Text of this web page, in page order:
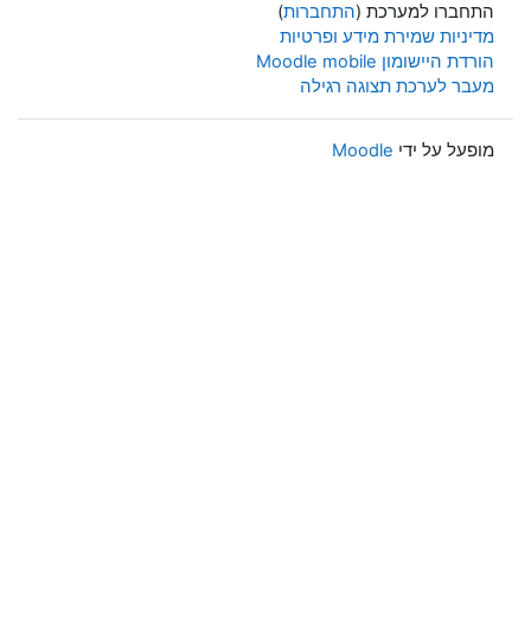
התחברו למערכת (התחברות)
מדיניות שמירת מידע ופרטיות
הורדת היישומון Moodle mobile
מעבר לערכת תצוגה רגילה
מופעל על ידי Moodle